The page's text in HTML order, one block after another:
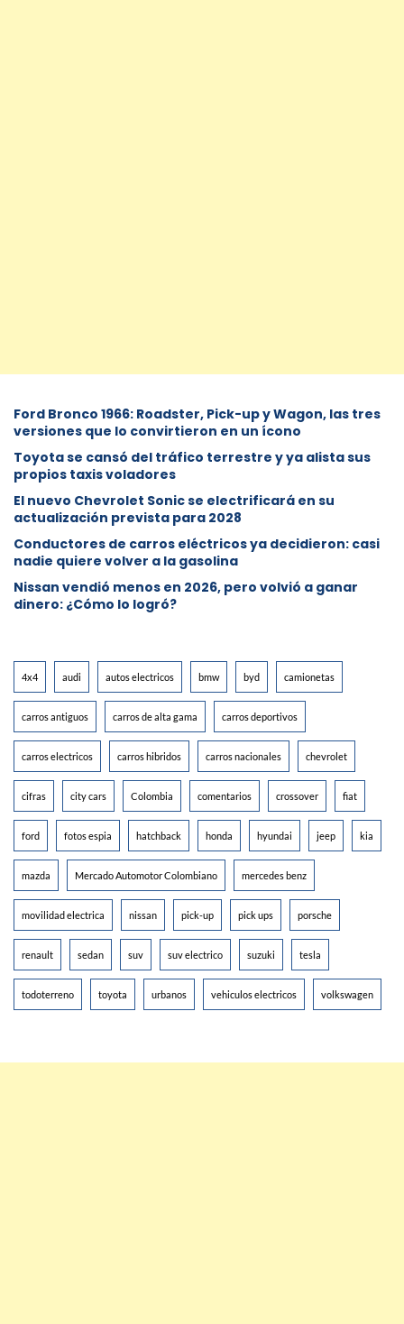
Ford Bronco 1966: Roadster, Pick-up y Wagon, las tres
versiones que lo convirtieron en un ícono
Toyota se cansó del tráfico terrestre y ya alista sus
propios taxis voladores
El nuevo Chevrolet Sonic se electrificará en su
actualización prevista para 2028
Conductores de carros eléctricos ya decidieron: casi
nadie quiere volver a la gasolina
Nissan vendió menos en 2026, pero volvió a ganar
dinero: ¿Cómo lo logró?
4x4 audi autos electricos bmw byd camionetas
carros antiguos carros de alta gama carros deportivos
carros electricos carros hibridos carros nacionales chevrolet
cifras city cars Colombia comentarios crossover fiat
ford fotos espia hatchback honda hyundai jeep kia
mazda Mercado Automotor Colombiano mercedes benz
movilidad electrica nissan pick-up pick ups porsche
renault sedan suv suv electrico suzuki tesla
todoterreno toyota urbanos vehiculos electricos volkswagen